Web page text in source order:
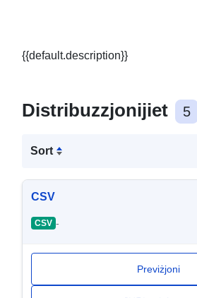
{{default.description}}
Distribuzzjonijiet 5
Sort
CSV
CSV -
Previżjoni